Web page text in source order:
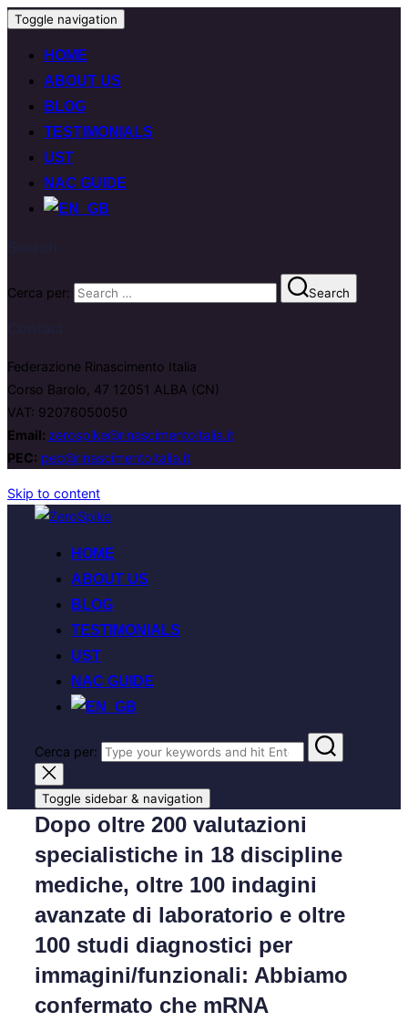
Toggle navigation
HOME
ABOUT US
BLOG
TESTIMONIALS
UST
NAC GUIDE
Cerca per: Search
Federazione Rinascimento Italia
Corso Barolo, 47 12051 ALBA (CN)
VAT: 92076050050
Email: zerospike@rinascimentoitalia.it
PEC: pec@rinascimentoitalia.it
Skip to content
HOME
ABOUT US
BLOG
TESTIMONIALS
UST
NAC GUIDE
Cerca per:
Toggle sidebar & navigation
Dopo oltre 200 valutazioni
specialistiche in 18 discipline
mediche, oltre 100 indagini
avanzate di laboratorio e oltre
100 studi diagnostici per
immagini/funzionali: Abbiamo
confermato che mRNA